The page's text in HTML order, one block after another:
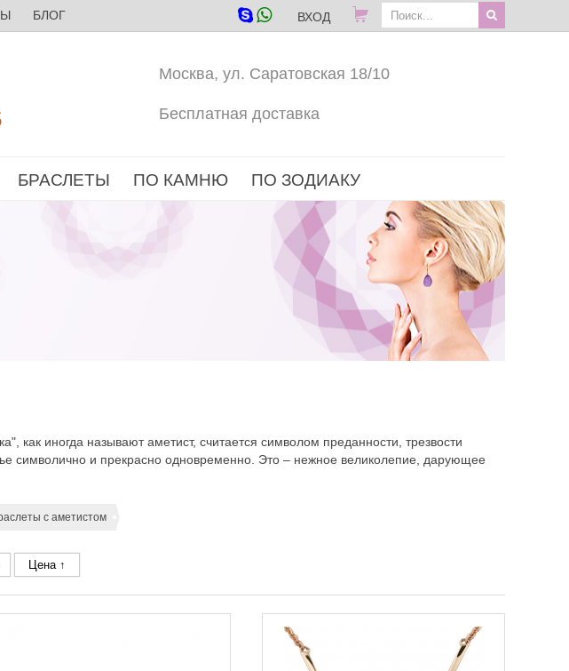
БЛОГ ВХОД
Москва, ул. Саратовская 18/10
Бесплатная доставка
БРАСЛЕТЫ ПО КАМНЮ ПО ЗОДИАКУ
иногда называют аметист, считается символом преданности, трезвости
символично и прекрасно одновременно. Это – нежное великолепие, дарующее
с аметистом
Цена ↑